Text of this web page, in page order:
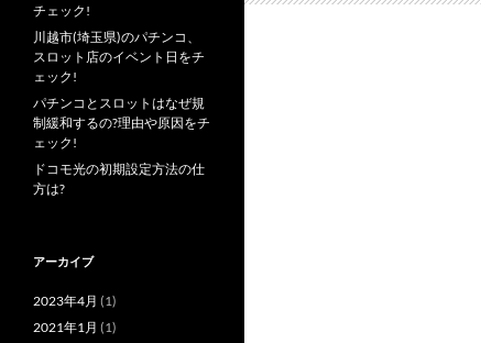
チェック!
川越市(埼玉県)のパチンコ、
スロット店のイベント日をチ
ェック!
パチンコとスロットはなぜ規
制緩和するの?理由や原因をチ
ェック!
ドコモ光の初期設定方法の仕
方は?
アーカイブ
2023年4月 (1)
2021年1月 (1)